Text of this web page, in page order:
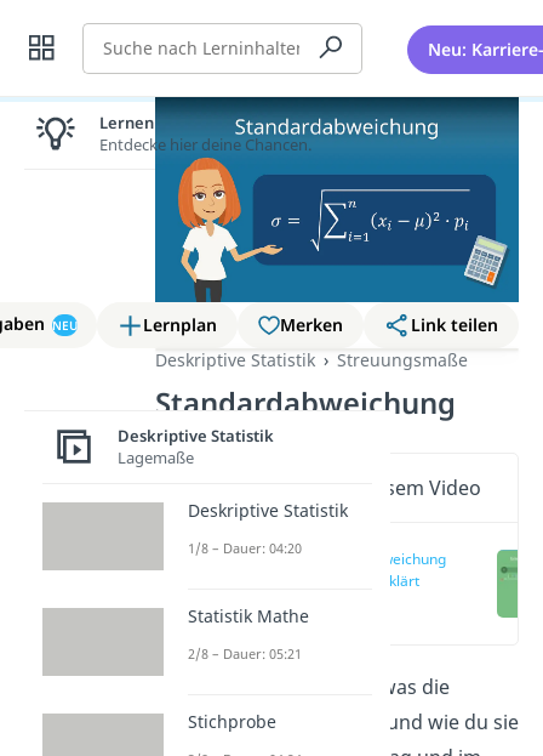
Suche Neu:
NEU Lernplan Merken
Link teilen
Deskriptive Statistik
Streuungsmaße
Standardabweichung
Wichtige Inhalte in diesem Video
Standardabweichung
— einfach erklärt
Du möchtest verstehen, was die
Standardabweichung
ist und wie du sie
Lernen lohnt sich!
Entdecke hier deine Chancen.
Deskriptive Statistik
Lagemaße
Deskriptive Statistik
1/8 – Dauer: 04:20
Statistik Mathe
2/8 – Dauer: 05:21
Stichprobe